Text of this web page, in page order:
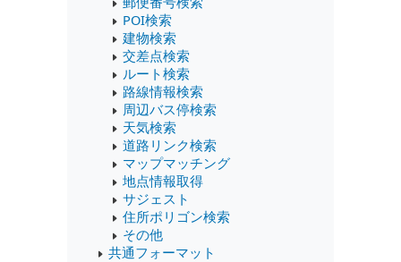
POI検索
建物検索
交差点検索
ルート検索
路線情報検索
周辺バス停検索
天気検索
道路リンク検索
マップマッチング
地点情報取得
サジェスト
住所ポリゴン検索
その他
共通フォーマット